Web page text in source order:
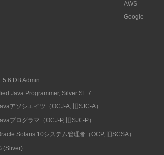
AWS
Google
5.6 DB Admin
Java Programmer, Silver SE 7
アソシエイツ（OCJ-A, 旧SJC-A）
プログラマ（OCJ-P, 旧SJC-P）
Solaris 10システム管理者（OCP, 旧SCSA）
(Sliver)